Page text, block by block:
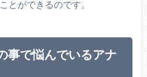
とができるのです。
事で悩んでいるアナ